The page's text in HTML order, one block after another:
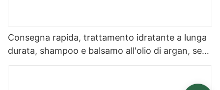
Consegna rapida, trattamento idratante a lunga
durata, shampoo e balsamo all'olio di argan, set
per la cura dei capelli - YOGI CARE